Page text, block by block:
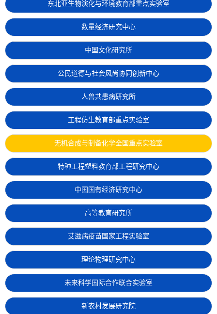
东北亚生物演化与环境教育部重点实验室
数量经济研究中心
中国文化研究所
公民道德与社会风尚协同创新中心
人兽共患病研究所
工程仿生教育部重点实验室
无机合成与制备化学全国重点实验室
特种工程塑料教育部工程研究中心
中国国有经济研究中心
高等教育研究所
艾滋病疫苗国家工程实验室
理论物理研究中心
未来科学国际合作联合实验室
新农村发展研究院